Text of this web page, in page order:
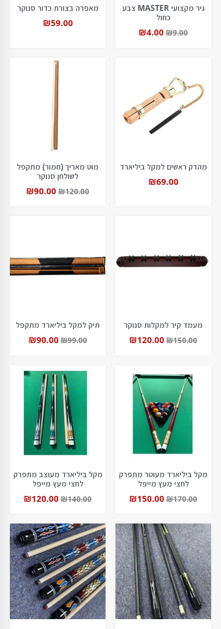
גיר מקצועי MASTER צבע
כחול
₪9.00
₪4.00
מאפרה בצורת כדור סנוקר
₪59.00
מהדק ראשים למקל ביליארד
₪69.00
מוט מאריך (חמור) מתקפל
לשולחן סנוקר
₪120.00
₪90.00
מעמד קיר למקלות סנוקר
₪150.00
₪120.00
תיק למקל ביליארד מתקפל
₪99.00
₪90.00
מקל ביליארד מעוטר מתפרק
לחצי מעץ מייפל
₪170.00
₪150.00
מקל ביליארד מעוצב מתפרק
לחצי מעץ מייפל
₪140.00
₪120.00